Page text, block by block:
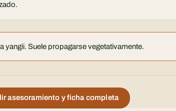
yangii. Suele propagarse vegetativamente.
asesoramiento y ficha completa